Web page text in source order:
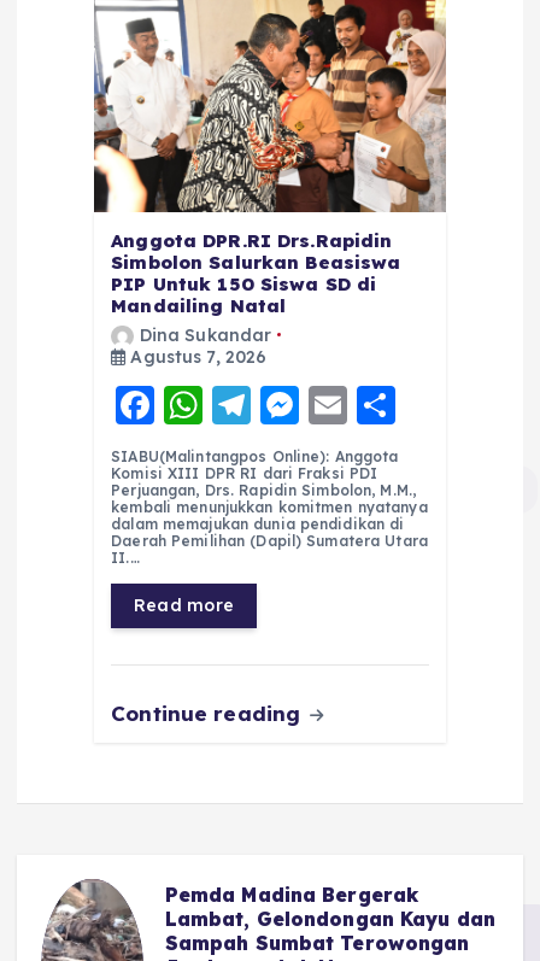
Anggota DPR.RI Drs.Rapidin
Simbolon Salurkan Beasiswa
PIP Untuk 150 Siswa SD di
Mandailing Natal
Dina Sukandar
Agustus 7, 2026
F
a
c
e
b
o
o
k
W
h
a
ts
A
p
p
T
el
e
g
r
a
m
M
e
ss
e
n
E
m
ai
l
h
a
re
SIABU(Malintangpos Online): Anggota
Komisi XIII DPR RI dari Fraksi PDI
Perjuangan, Drs. Rapidin Simbolon, M.M.,
kembali menunjukkan komitmen nyatanya
dalam memajukan dunia pendidikan di
Daerah Pemilihan (Dapil) Sumatera Utara
II.…
Read more
Continue reading
Pemda Madina Bergerak
Lambat, Gelondongan Kayu dan
Sampah Sumbat Terowongan